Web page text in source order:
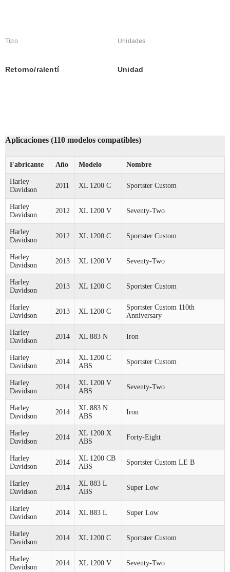
Tipo
Retorno/ralentí
Unidades
Unidad
Aplicaciones (110 modelos compatibles)
Fabricante Año Modelo Nombre
Harley
Davidson
2011 XL 1200 C Sportster Custom
Harley
Davidson
2012 XL 1200 V Seventy-Two
Harley
Davidson
2012 XL 1200 C Sportster Custom
Harley
Davidson
2013 XL 1200 V Seventy-Two
Harley
Davidson
2013 XL 1200 C Sportster Custom
Harley
Davidson
2013 XL 1200 C
Sportster Custom 110th
Anniversary
Harley
Davidson
2014 XL 883 N Iron
Harley
Davidson
2014
XL 1200 C
ABS
Sportster Custom
Harley
Davidson
2014
XL 1200 V
ABS
Seventy-Two
Harley
Davidson
2014
XL 883 N
ABS
Iron
Harley
Davidson
2014
XL 1200 X
ABS
Forty-Eight
Harley
Davidson
2014
XL 1200 CB
ABS
Sportster Custom LE B
Harley
Davidson
2014
XL 883 L
ABS
Super Low
Harley
Davidson
2014 XL 883 L Super Low
Harley
Davidson
2014 XL 1200 C Sportster Custom
Harley
Davidson
2014 XL 1200 V Seventy-Two